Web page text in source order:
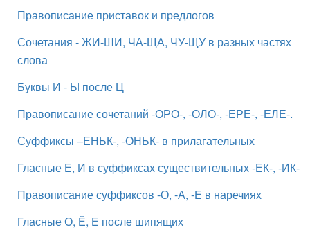
Правописание приставок и предлогов
Сочетания - ЖИ-ШИ, ЧА-ЩА, ЧУ-ЩУ в разных частях
слова
Буквы И - Ы после Ц
Правописание сочетаний -ОРО-, -ОЛО-, -ЕРЕ-, -ЕЛЕ-.
Суффиксы –ЕНЬК-, -ОНЬК- в прилагательных
Гласные Е, И в суффиксах существительных -ЕК-, -ИК-
Правописание суффиксов -О, -А, -Е в наречиях
Гласные О, Ё, Е после шипящих